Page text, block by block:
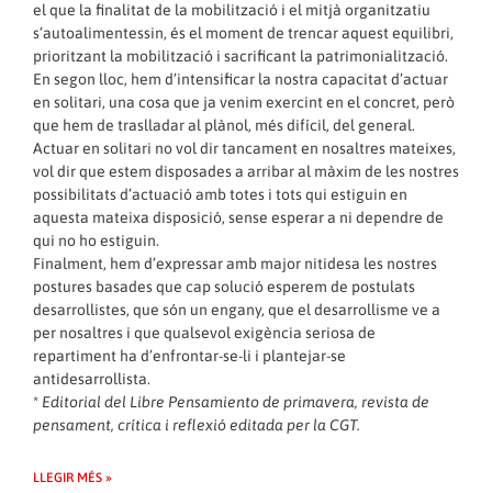
el que la finalitat de la mobilització i el mitjà organitzatiu
s’autoalimentessin, és el moment de trencar aquest equilibri,
prioritzant la mobilització i sacrificant la patrimonialització.
En segon lloc, hem d’intensificar la nostra capacitat d’actuar
en solitari, una cosa que ja venim exercint en el concret, però
que hem de traslladar al plànol, més difícil, del general.
Actuar en solitari no vol dir tancament en nosaltres mateixes,
vol dir que estem disposades a arribar al màxim de les nostres
possibilitats d’actuació amb totes i tots qui estiguin en
aquesta mateixa disposició, sense esperar a ni dependre de
qui no ho estiguin.
Finalment, hem d’expressar amb major nitidesa les nostres
postures basades que cap solució esperem de postulats
desarrollistes, que són un engany, que el desarrollisme ve a
per nosaltres i que qualsevol exigència seriosa de
repartiment ha d’enfrontar-se-li i plantejar-se
antidesarrollista.
* Editorial del Libre Pensamiento de primavera, revista de
pensament, crítica i reflexió editada per la CGT.
LLEGIR MÉS »